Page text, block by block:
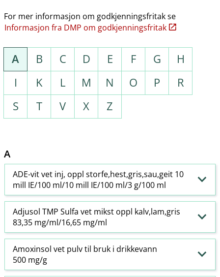
For mer informasjon om godkjenningsfritak se
Informasjon fra DMP om godkjenningsfritak
A B C D E F G
H
I
K L M N O P
R
S
T V X Z
A
ADE-vit vet inj, oppl storfe,hest,gris,sau,geit 10
mill IE/100 ml/10 mill IE/100 ml/3 g/100 ml
Adjusol TMP Sulfa vet mikst oppl kalv,lam,gris
83,35 mg/ml/16,65 mg/ml
Amoxinsol vet pulv til bruk i drikkevann
500 mg/g